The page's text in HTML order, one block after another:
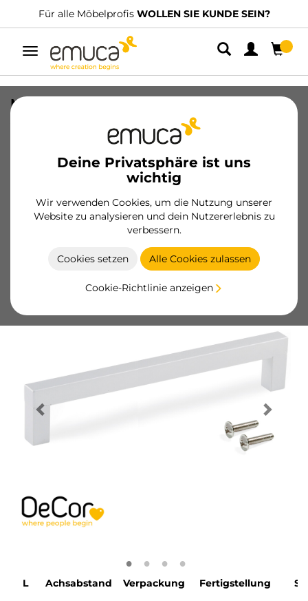
Für alle Möbelprofis WOLLEN SIE KUNDE SEIN?
Umschaltbare
Navigation
Deine Privatsphäre ist uns
wichtig
Wir verwenden Cookies, um die Nutzung unserer
Website zu analysieren und dein Nutzererlebnis zu
verbessern.
Cookies setzen Alle Cookies zulassen
Cookie-Richtlinie anzeigen
Möbelgriff Catarroja, L172mm, 160mm
Achsenabstand, Aluminium, Matt
9319862/EAN 8432393126142
Werden Sie Kunde
L Achsabstand Verpackung Fertigstellung